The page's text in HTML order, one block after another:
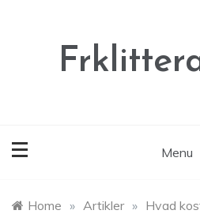
Menu
Home » Artikler » Hvad